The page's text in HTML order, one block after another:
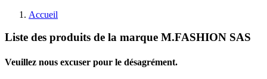
Accueil
Liste des produits de la marque M.FASHION SAS
Veuillez nous excuser pour le désagrément.